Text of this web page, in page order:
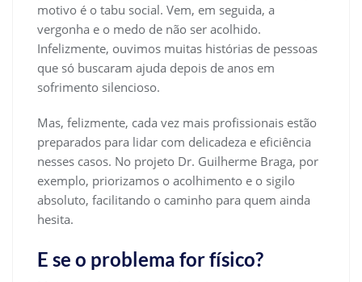
motivo é o tabu social. Vem, em seguida, a
vergonha e o medo de não ser acolhido.
Infelizmente, ouvimos muitas histórias de pessoas
que só buscaram ajuda depois de anos em
sofrimento silencioso.
Mas, felizmente, cada vez mais profissionais estão
preparados para lidar com delicadeza e eficiência
nesses casos. No projeto Dr. Guilherme Braga, por
exemplo, priorizamos o acolhimento e o sigilo
absoluto, facilitando o caminho para quem ainda
hesita.
E se o problema for físico?